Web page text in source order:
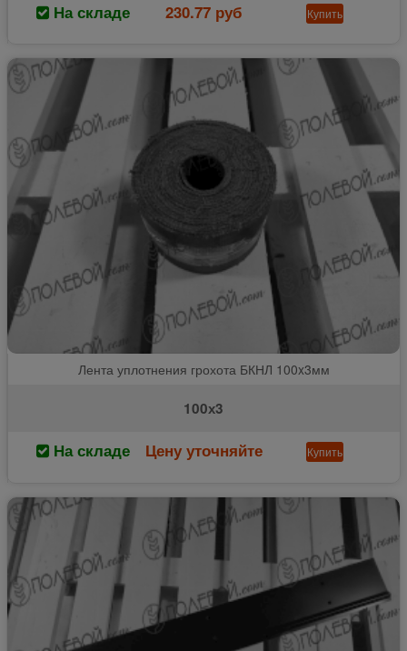
На складе 230.77 руб Купить
Лента уплотнения грохота БКНЛ 100x3мм
100х3
На складе Цену уточняйте Купить